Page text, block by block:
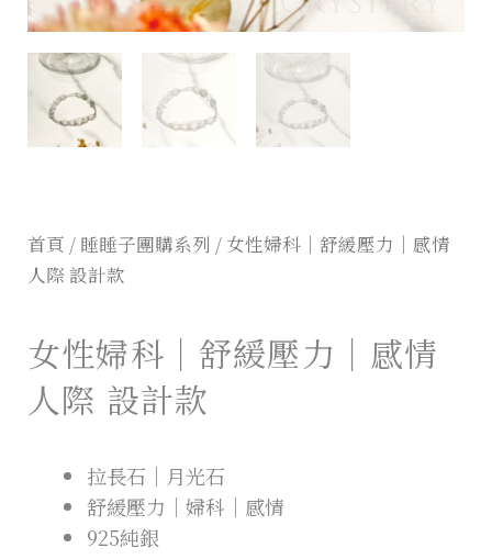
首頁 / 睡睡子團購系列 / 女性婦科｜舒緩壓力｜感情
人際 設計款
女性婦科｜舒緩壓力｜感情
人際 設計款
拉長石｜月光石
舒緩壓力｜婦科｜感情
925純銀